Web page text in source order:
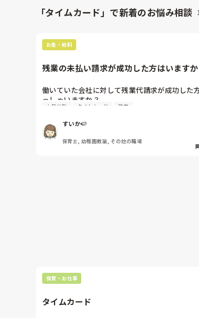
「タイムカード」で新着のお悩み相談
お金・給料
残業の未払い請求が成功した方はいますか
働いていた会社に対して残業代請求が成功した
っしゃいますか？
対してのモヤモヤしていて、退職後でも請求が可
を知りました。ただ、証拠としてもっている情報
り弱いです。
土日出勤 タイムカード 残業
すいか🍉
保育士, 幼稚園教諭, その他の職場
保育・お仕事
タイムカード